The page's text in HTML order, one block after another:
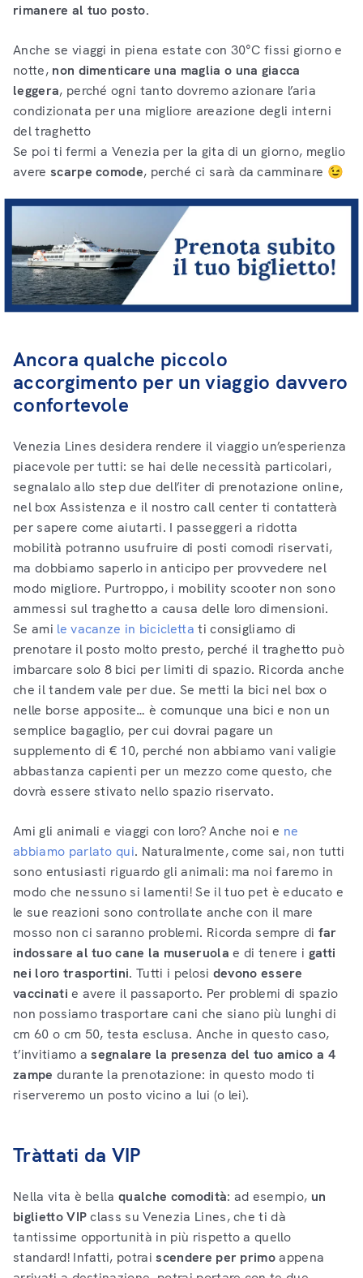
rimanere al tuo posto.
Anche se viaggi in piena estate con 30°C fissi giorno e
notte, non dimenticare una maglia o una giacca
leggera, perché ogni tanto dovremo azionare l’aria
condizionata per una migliore areazione degli interni
del traghetto
Se poi ti fermi a Venezia per la gita di un giorno, meglio
avere scarpe comode, perché ci sarà da camminare 😉
Ancora qualche piccolo
accorgimento per un viaggio davvero
confortevole
Venezia Lines desidera rendere il viaggio un’esperienza
piacevole per tutti: se hai delle necessità particolari,
segnalalo allo step due dell’iter di prenotazione online,
nel box Assistenza e il nostro call center ti contatterà
per sapere come aiutarti. I passeggeri a ridotta
mobilità potranno usufruire di posti comodi riservati,
ma dobbiamo saperlo in anticipo per provvedere nel
modo migliore. Purtroppo, i mobility scooter non sono
ammessi sul traghetto a causa delle loro dimensioni.
Se ami le vacanze in bicicletta ti consigliamo di
prenotare il posto molto presto, perché il traghetto può
imbarcare solo 8 bici per limiti di spazio. Ricorda anche
che il tandem vale per due. Se metti la bici nel box o
nelle borse apposite… è comunque una bici e non un
semplice bagaglio, per cui dovrai pagare un
supplemento di € 10, perché non abbiamo vani valigie
abbastanza capienti per un mezzo come questo, che
dovrà essere stivato nello spazio riservato.
Ami gli animali e viaggi con loro? Anche noi e ne
abbiamo parlato qui. Naturalmente, come sai, non tutti
sono entusiasti riguardo gli animali: ma noi faremo in
modo che nessuno si lamenti! Se il tuo pet è educato e
le sue reazioni sono controllate anche con il mare
mosso non ci saranno problemi. Ricorda sempre di far
indossare al tuo cane la museruola e di tenere i gatti
nei loro trasportini. Tutti i pelosi devono essere
vaccinati e avere il passaporto. Per problemi di spazio
non possiamo trasportare cani che siano più lunghi di
cm 60 o cm 50, testa esclusa. Anche in questo caso,
t’invitiamo asegnalare la presenza del tuo amico a 4
zampe durante la prenotazione: in questo modo ti
riserveremo un posto vicino a lui (o lei).
Tràttati da VIP
Nella vita è bellaqualche comodità: ad esempio, un
biglietto VIPclass su Venezia Lines, che ti dà
tantissime opportunità in più rispetto a quello
standard! Infatti, potraiscendere per primoappena